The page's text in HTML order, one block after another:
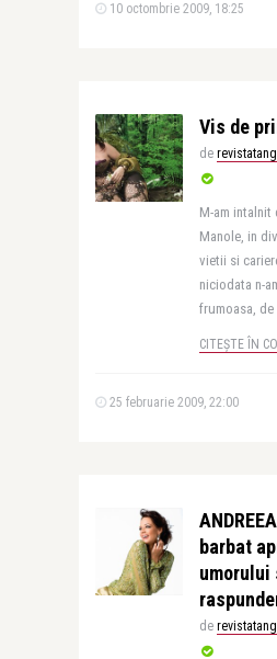
10 octombrie 2009, 18:25
Vis de
de
M-am intalnit
Manole, in
vietii si
niciodata n-
frumoasa, de
CITEȘTE ÎN
25 februarie 2009, 22:00
barbat
umorului
de